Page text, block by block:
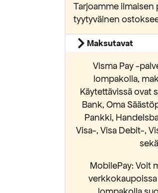
Tarjoamme ilmaisen
tyytyväinen
Maksutavat
Visma Pay -
lompakolla,
Käytettävissä ovat
Bank, Oma
Pankki,
Visa-, Visa Debit-,
MobilePay: Voit